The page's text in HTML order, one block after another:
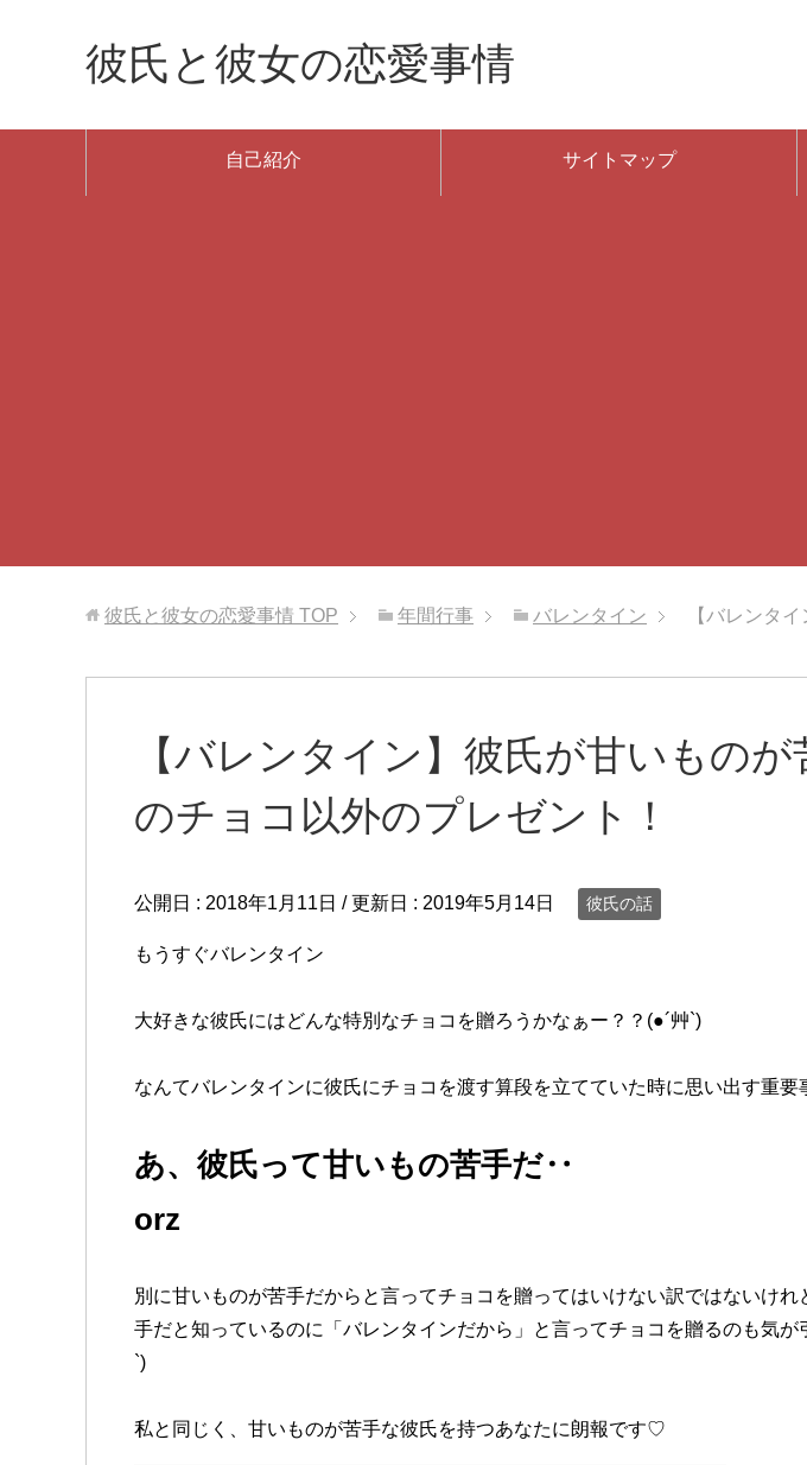
彼氏と彼女の恋愛事情
自己紹介 サイトマップ
彼氏と彼女の恋愛事情 TOP 年間行事 バレンタイン 【バレンタ
【バレンタイン】彼氏が甘いものが
のチョコ以外のプレゼント！
公開日 : 2018年1月11日 / 更新日 : 2019年5月14日 彼氏の話
もうすぐバレンタイン
大好きな彼氏にはどんな特別なチョコを贈ろうかなぁー？？(●´艸`)
なんてバレンタインに彼氏にチョコを渡す算段を立てていた時に思い出す重要
あ、彼氏って甘いもの苦手だ‥
orz
別に甘いものが苦手だからと言ってチョコを贈ってはいけない訳ではないけれ
手だと知っているのに「バレンタインだから」と言ってチョコを贈るのも気が
`)
私と同じく、甘いものが苦手な彼氏を持つあなたに朗報です♡